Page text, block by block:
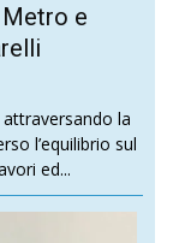
e
la
l’equilibrio sul
ed...